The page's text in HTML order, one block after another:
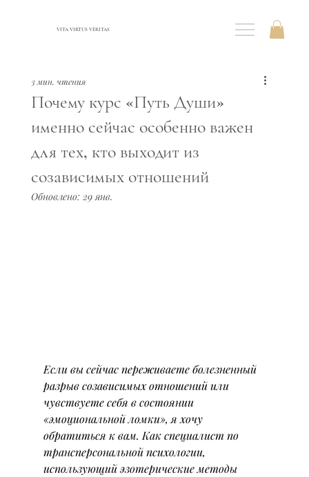
VITA VIRTUS VERITAS
Почему курс «Путь Души»
именно сейчас особенно важен
для тех, кто выходит из
созависимых отношений
3 мин. чтения
Обновлено: 29 янв.
Если вы сейчас переживаете болезненный
разрыв созависимых отношений или
чувствуете себя в состоянии
«эмоциональной ломки», я хочу
обратиться к вам. Как специалист по
трансперсональной психологии,
использующий эзотерические методы